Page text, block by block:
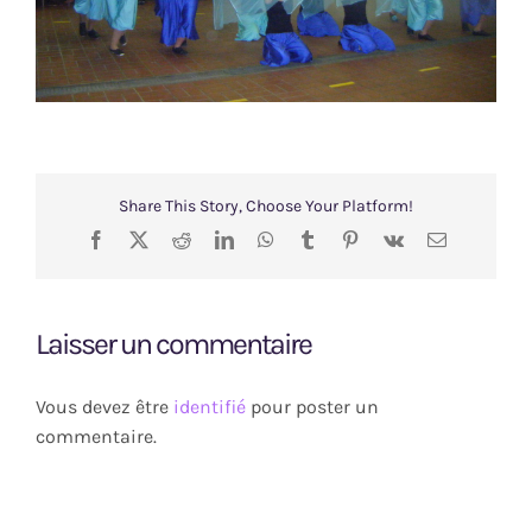
VIP Animatrices
Share This Story, Choose Your Platform!
Facebook
X RedditLinkedInWhatsApp
TumblrPinterest
Vk Email
Laisser un commentaire
Vous devez être identifié pour poster un
commentaire.